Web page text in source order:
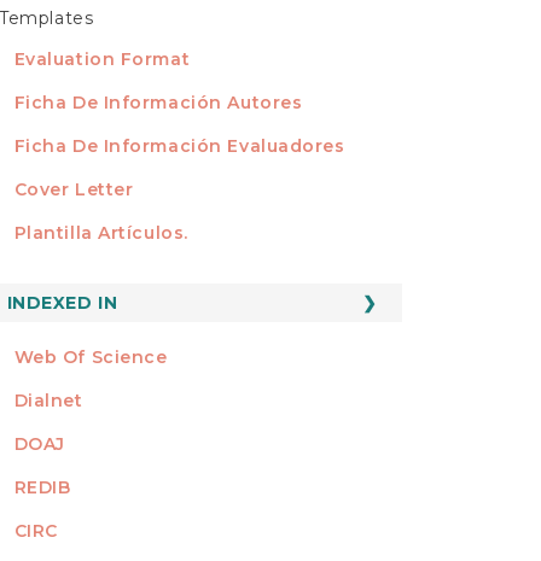
TEMPLATES
Evaluation Format
Ficha De Información Autores
Ficha De Información Evaluadores
Cover Letter
Plantilla Artículos.
INDEXED IN
Web Of Science
Dialnet
DOAJ
REDIB
CIRC